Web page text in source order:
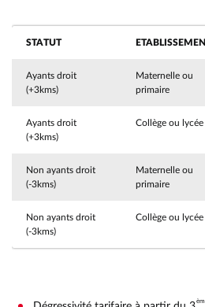
STATUT
Ayants droit
(+3kms)
Maternelle ou
primaire
Ayants droit
(+3kms)
Collège ou lycée
Non ayants droit
(-3kms)
Maternelle ou
primaire
Non ayants droit
(-3kms)
Collège ou lycée